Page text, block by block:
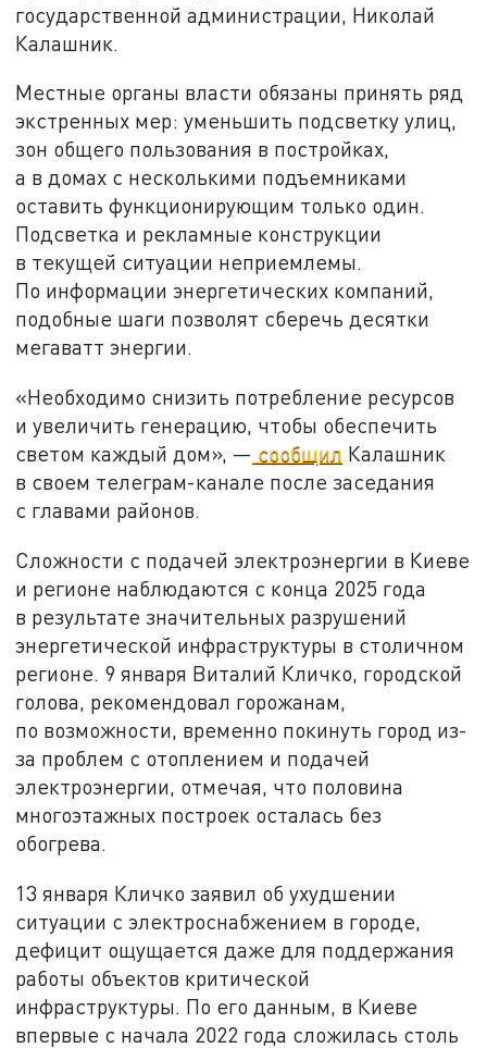
государственной администрации, Николай
Калашник.
Местные органы власти обязаны принять ряд
экстренных мер: уменьшить подсветку улиц,
зон общего пользования в постройках,
а в домах с несколькими подъемниками
оставить функционирующим только один.
Подсветка и рекламные конструкции
в текущей ситуации неприемлемы.
По информации энергетических компаний,
подобные шаги позволят сберечь десятки
мегаватт энергии.
«Необходимо снизить потребление ресурсов
и увеличить генерацию, чтобы обеспечить
светом каждый дом», — сообщил Калашник
в своем телеграм-канале после заседания
с главами районов.
Сложности с подачей электроэнергии в Киеве
и регионе наблюдаются с конца 2025 года
в результате значительных разрушений
энергетической инфраструктуры в столичном
регионе. 9 января Виталий Кличко, городской
голова, рекомендовал горожанам,
по возможности, временно покинуть город из-
за проблем с отоплением и подачей
электроэнергии, отмечая, что половина
многоэтажных построек осталась без
обогрева.
13 января Кличко заявил об ухудшении
ситуации с электроснабжением в городе,
дефицит ощущается даже для поддержания
работы объектов критической
инфраструктуры. По его данным, в Киеве
впервые с начала 2022 года сложилась столь